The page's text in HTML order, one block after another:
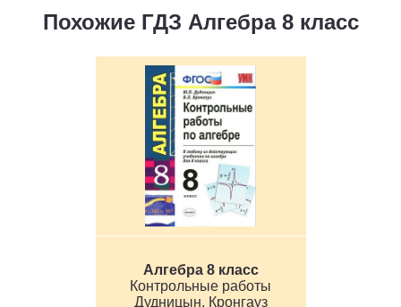
Похожие ГДЗ Алгебра 8 класс
Алгебра 8 класс
Контрольные работы
Дудницын, Кронгауз